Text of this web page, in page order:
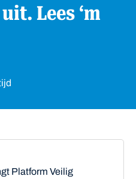
Lees ‘m
Platform Veilig